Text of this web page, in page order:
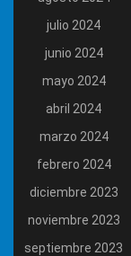
julio 2024
junio 2024
mayo 2024
abril 2024
marzo 2024
febrero 2024
diciembre 2023
noviembre 2023
septiembre 2023